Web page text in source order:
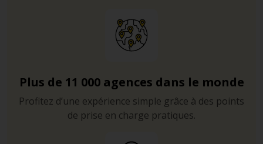
Plus de 11 000 agences dans le monde
Profitez d’une expérience simple grâce à des points
de prise en charge pratiques.